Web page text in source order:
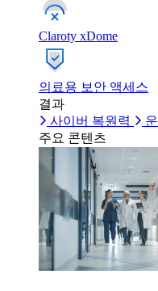
Claroty xDome
의료용 보안 액세스
결과
사이버 복원력
주요 콘텐츠